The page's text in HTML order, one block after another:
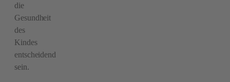
die
Gesundheit
des
Kindes
entscheidend
sein.